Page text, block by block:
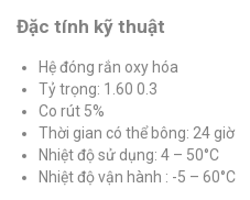
Đặc tính kỹ thuật
Hệ đóng rắn oxy hóa
Tỷ trọng: 1.60 0.3
Co rút 5%
Thời gian có thể bông: 24 giờ
Nhiệt độ sử dụng: 4 – 50°C
Nhiệt độ vận hành : -5 – 60°C